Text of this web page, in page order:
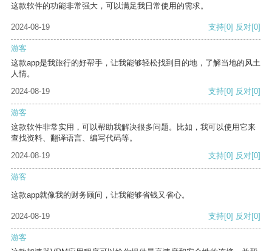
这款软件的功能非常强大，可以满足我日常使用的需求。
2024-08-19 支持[0] 反对[0]
游客
这款app是我旅行的好帮手，让我能够轻松找到目的地，了解当地的风土
人情。
2024-08-19
支持[0] 反对[0]
游客
这款软件非常实用，可以帮助我解决很多问题。比如，我可以使用它来
查找资料、翻译语言、编写代码等。
2024-08-19
支持[0] 反对[0]
游客
这款app就像我的财务顾问，让我能够省钱又省心。
2024-08-19 支持[0] 反对[0]
游客